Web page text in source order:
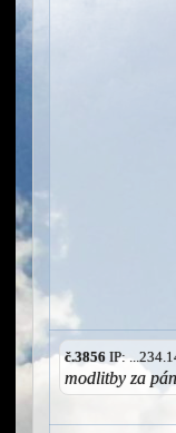
č.3856 IP:
modlitby za